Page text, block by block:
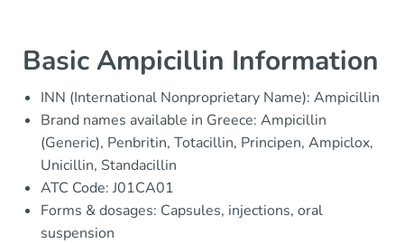
Basic Ampicillin Information
INN (International Nonproprietary Name): Ampicillin
Brand names available in Greece: Ampicillin
(Generic), Penbritin, Totacillin, Principen, Ampiclox,
Unicillin, Standacillin
ATC Code: J01CA01
Forms & dosages: Capsules, injections, oral
suspension